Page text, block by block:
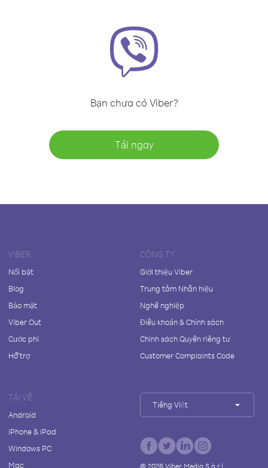
Bạn chưa có Viber?
Tải ngay
VIBER
Nổi bật
Blog
Bảo mật
Viber Out
Cước phí
Hỗ trợ
CÔNG TY
Giới thiệu Viber
Trung tâm Nhãn hiệu
Nghề nghiệp
Điều khoản & Chính sách
Chính sách Quyền riêng tư
Customer Complaints Code
TẢI VỀ
Android
iPhone & iPad
Windows PC
Mac
Tiếng Việt
© 2026Viber Media S.à r.l.